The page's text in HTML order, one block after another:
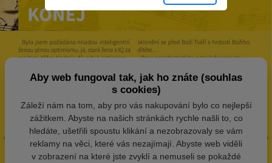
Aby web fungoval tak, jak ho znáte (souhlas
s cookies)
Záleží nám na tom, aby pro vás nakupování bylo co nejlepší
zážitkem. Abyste na našich stránkách rychle našli to, co
hledáte, ušetřili spoustu klikání a nezobrazovaly se vám
reklamy na věci, které vás nezajímají. Abyste web viděli
v zobrazení na které jste zvyklí a nemuseli se pokaždé